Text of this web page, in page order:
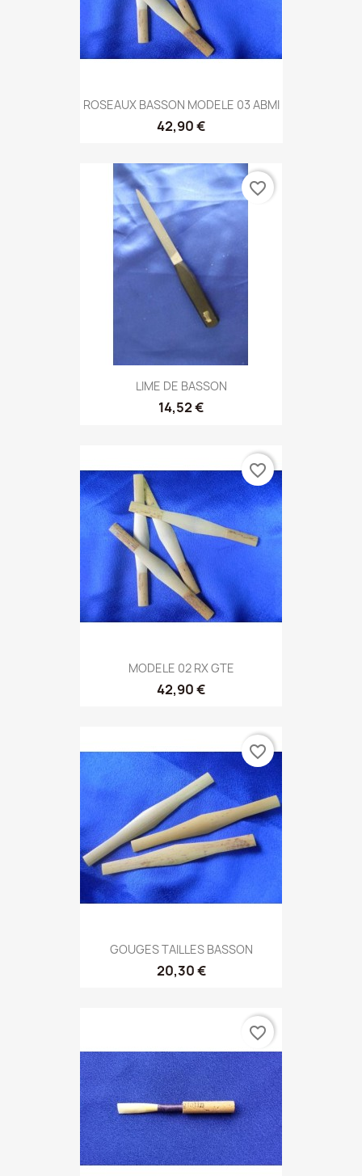
ROSEAUX BASSON MODELE 03 ABMI
42,90 €
LIME DE BASSON
14,52 €
favorite_border
MODELE 02 RX GTE
42,90 €
favorite_border
GOUGES TAILLES BASSON
20,30 €
favorite_border
favorite_border